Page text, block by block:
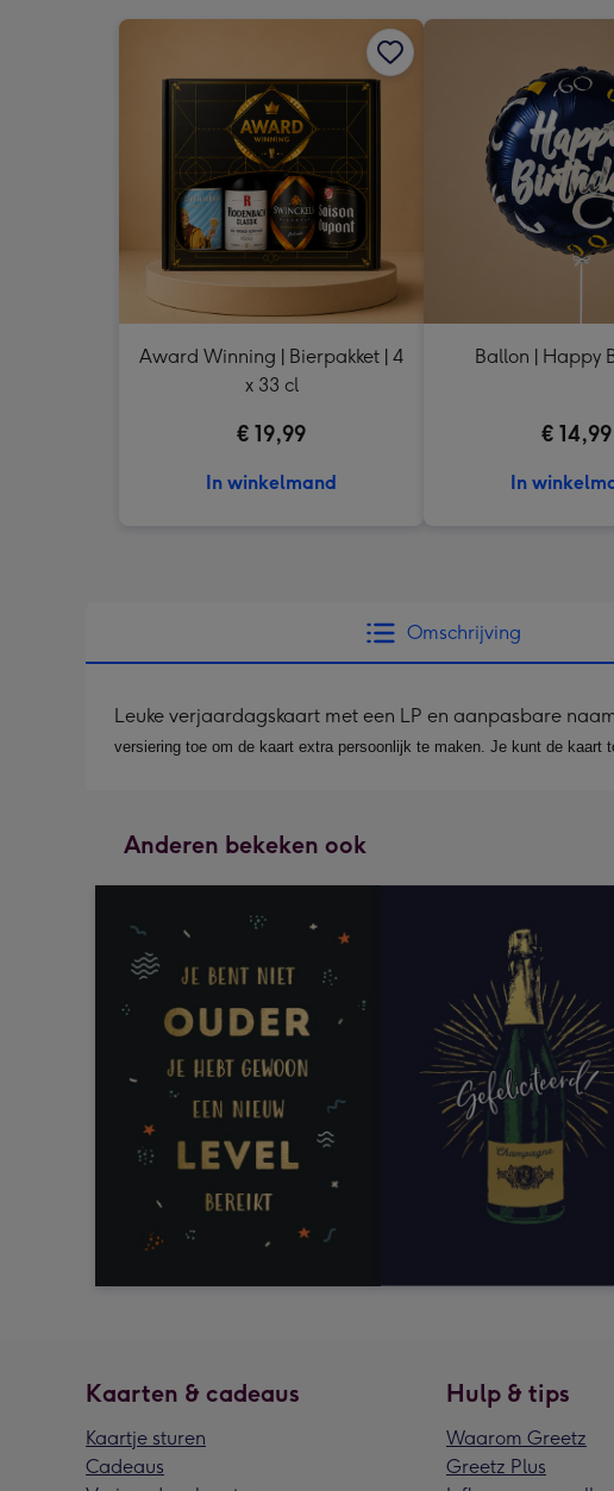
Award Winning | Bierpakket | 4
x 33 cl
€ 19,99
In winkelmand
Ballon | Happy
€ 14,99
In
Omschrijving
Leuke verjaardagskaart met een LP en aanpasbare
versiering toe om de kaart extra persoonlijk te maken. Je kunt de
Anderen bekeken ook
Kaarten & cadeaus
Kaartje sturen
Cadeaus
Hulp & tips
Waarom Greetz
Greetz Plus